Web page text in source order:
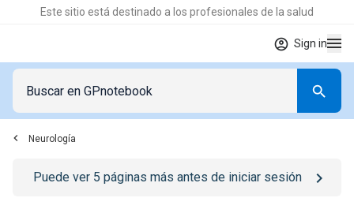
Este sitio está destinado a los profesionales de la salud
Sign in
Neurología
Go to/iniciar-sesionpage
Puede ver 5 páginas más antes de iniciar sesión